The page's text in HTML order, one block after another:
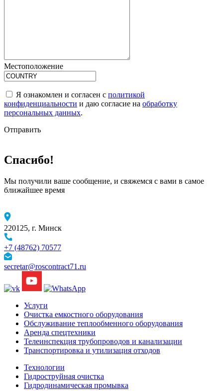
Местоположение
Я ознакомлен и согласен с политикой
конфиденциальности и даю согласие на обработку
персональных данных.
Отправить
Спасибо!
Мы получили ваше сообщение, и свяжемся с вами в самое
ближайшее время
220125, г. Минск
+7 (48762) 70577
secretar@roscontract71.ru
Услуги
Очистка емкостного оборудования
Обслуживание теплообменного оборудования
Аренда спецтехники
Телеинспекция трубопроводов и канализации
Транспортировка и утилизация отходов
Технологии
Гидроструйная очистка
Гидродинамическая промывка